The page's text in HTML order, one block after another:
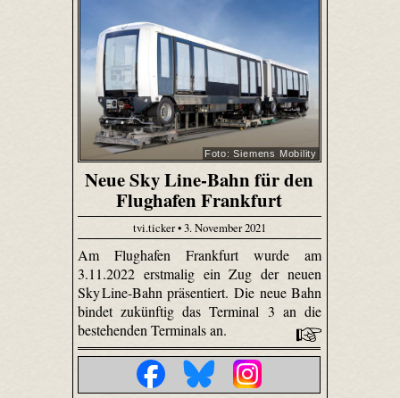
Foto: Siemens Mobility
Neue Sky Line-Bahn für den
Flughafen Frankfurt
tvi.ticker • 3. November 2021
Am Flughafen Frankfurt wurde am
3.11.2022 erstmalig ein Zug der neuen
Sky Line-Bahn präsentiert. Die neue Bahn
bindet zukünftig das Terminal 3 an die
bestehenden Terminals an.